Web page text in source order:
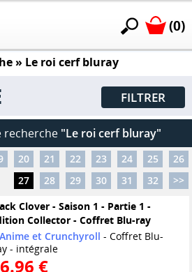
(0)
» Le roi cerf bluray
FILTRER
recherche "Le roi cerf bluray"
20 21 22 23 24 25
26
27
28 29 30 31 32
>>
Clover - Saison 1 - Partie 1 -
Collector - Coffret Blu-ray
et Crunchyroll - Coffret Blu-
- intégrale
€